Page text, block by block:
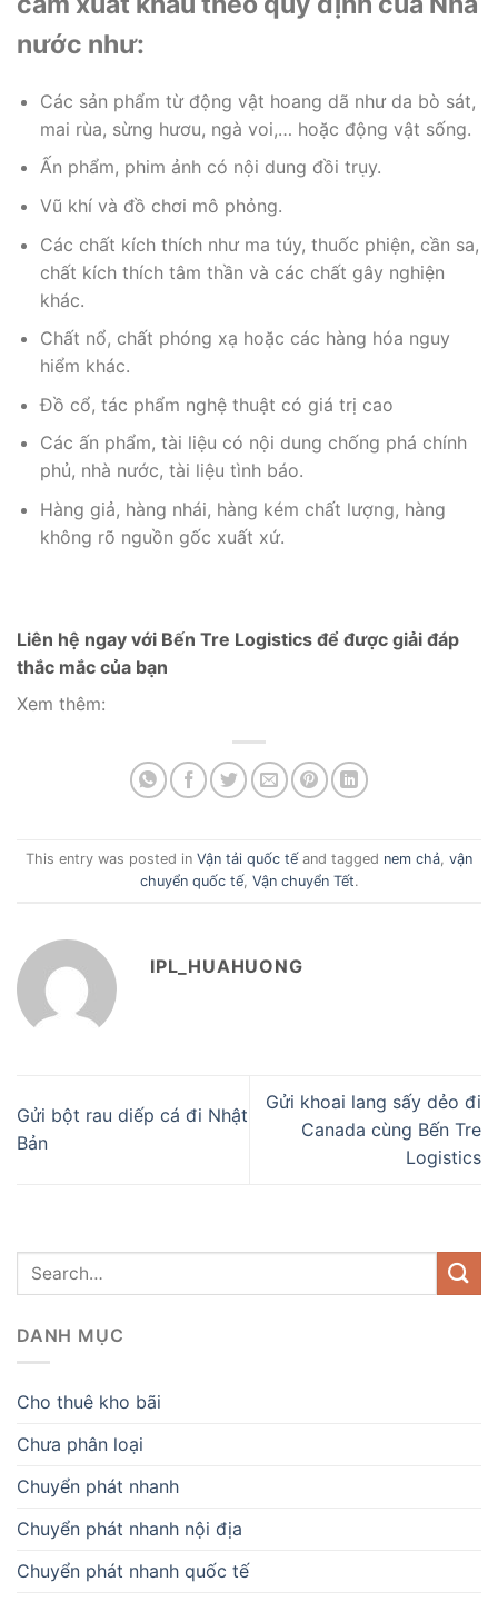
nước như:
Các sản phẩm từ động vật hoang dã như da bò sát,
mai rùa, sừng hươu, ngà voi,… hoặc động vật sống.
Ấn phẩm, phim ảnh có nội dung đồi trụy.
Vũ khí và đồ chơi mô phỏng.
Các chất kích thích như ma túy, thuốc phiện, cần sa,
chất kích thích tâm thần và các chất gây nghiện
khác.
Chất nổ, chất phóng xạ hoặc các hàng hóa nguy
hiểm khác.
Đồ cổ, tác phẩm nghệ thuật có giá trị cao
Các ấn phẩm, tài liệu có nội dung chống phá chính
phủ, nhà nước, tài liệu tình báo.
Hàng giả, hàng nhái, hàng kém chất lượng, hàng
không rõ nguồn gốc xuất xứ.
Liên hệ ngay với Bến Tre Logistics để được giải đáp
thắc mắc của bạn
Xem thêm:
This entry was posted in Vận tải quốc tế and tagged nem chả vận
chuyển quốc tế, Vận chuyển Tết.
IPL_HUAHUONG
Gửi bột rau diếp cá đi Nhật
Bản
Gửi khoai lang sấy dẻo đi
Canada cùng Bến Tre
Logistics
DANH MỤC
Cho thuê kho bãi
Chưa phân loại
Chuyển phát nhanh
Chuyển phát nhanh nội địa
Chuyển phát nhanh quốc tế